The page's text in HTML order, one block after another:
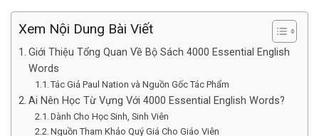
Xem Nội Dung Bài Viết
Giới Thiệu Tổng Quan Về Bộ Sách 4000 Essential English
Words
Tác Giả Paul Nation và Nguồn Gốc Tác Phẩm
Ai Nên Học Từ Vựng Với 4000 Essential English Words?
Dành Cho Học Sinh, Sinh Viên
Nguồn Tham Khảo Quý Giá Cho Giáo Viên